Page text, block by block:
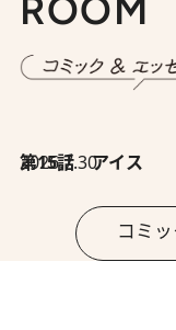
ROOM
2026.7.30
第15話 アイス
コミ